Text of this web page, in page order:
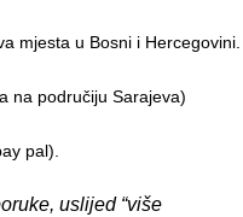
mjesta u Bosni i Hercegovini.
na područiju Sarajeva)
pal).
uslijed “više